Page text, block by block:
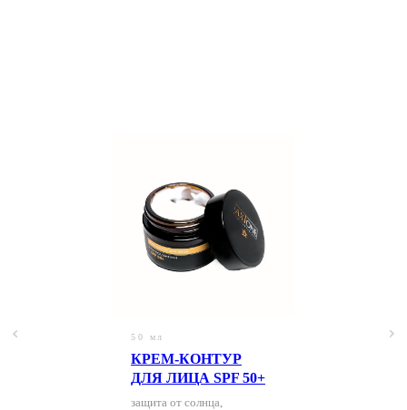
50 мл
КРЕМ-КОНТУР
ДЛЯ ЛИЦА SPF 50+
защита от солнца,